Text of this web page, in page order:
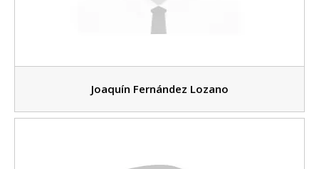
Joaquín Fernández Lozano